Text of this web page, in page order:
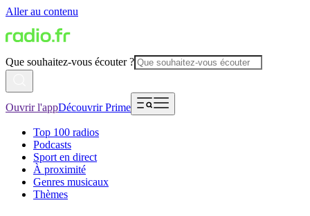
Aller au contenu
Que souhaitez-vous écouter ?
Ouvrir l'appDécouvrir Prime
Top 100 radios
Podcasts
Sport en direct
À proximité
Genres musicaux
Thèmes